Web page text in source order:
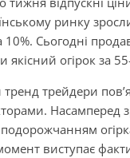
ринку
Сьогодні
якісний огірок за
трейдери
Насамперед
виступає